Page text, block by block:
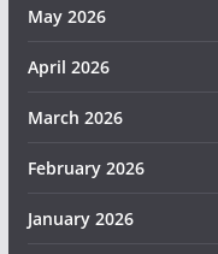
May 2026
April 2026
March 2026
February 2026
January 2026